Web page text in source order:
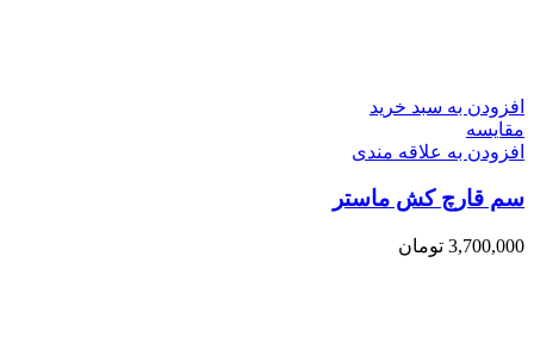
افزودن به سبد خرید
مقایسه
افزودن به علاقه مندی
سم قارچ کش ماستر
3,700,000 تومان